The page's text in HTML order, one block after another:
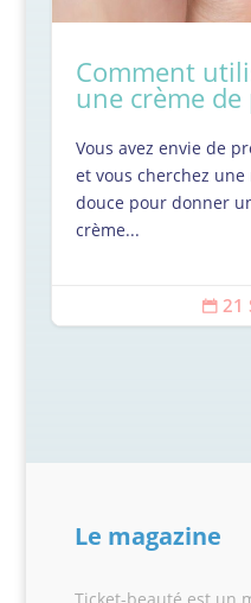
Comment
une crème de
Vous avez envie de
et vous cherchez
douce pour donner
crème...
 21
Le magazine